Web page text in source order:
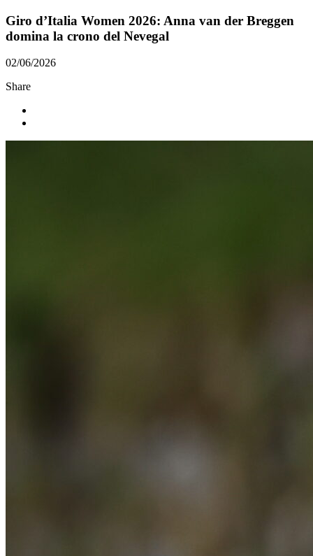
Giro d’Italia Women 2026: Anna van der Breggen
domina la crono del Nevegal
02/06/2026
Share